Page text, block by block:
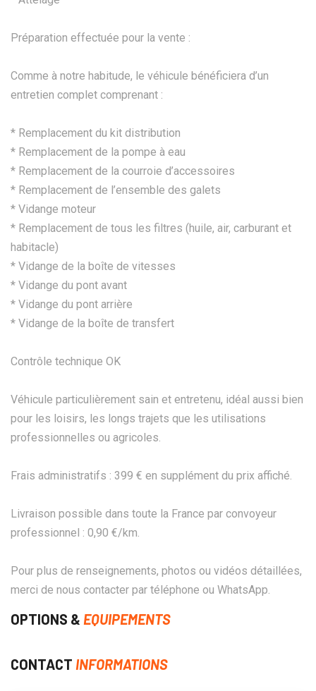
Préparation effectuée pour la vente :
Comme à notre habitude, le véhicule bénéficiera d’un
entretien complet comprenant :
* Remplacement du kit distribution
* Remplacement de la pompe à eau
* Remplacement de la courroie d’accessoires
* Remplacement de l’ensemble des galets
* Vidange moteur
* Remplacement de tous les filtres (huile, air, carburant et
habitacle)
* Vidange de la boîte de vitesses
* Vidange du pont avant
* Vidange du pont arrière
* Vidange de la boîte de transfert
Contrôle technique OK
Véhicule particulièrement sain et entretenu, idéal aussi bien
pour les loisirs, les longs trajets que les utilisations
professionnelles ou agricoles.
Frais administratifs : 399 € en supplément du prix affiché.
Livraison possible dans toute la France par convoyeur
professionnel : 0,90 €/km.
Pour plus de renseignements, photos ou vidéos détaillées,
merci de nous contacter par téléphone ou WhatsApp.
OPTIONS & EQUIPEMENTS
CONTACT INFORMATIONS